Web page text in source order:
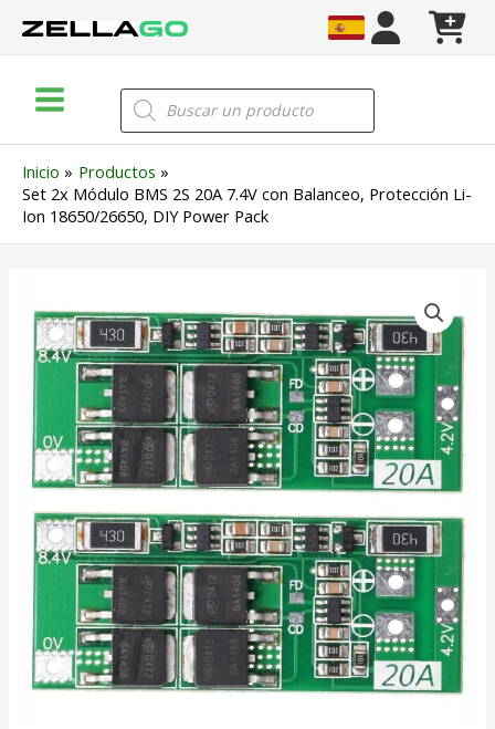
Menu
Búsqueda
de
productos
Inicio
Productos
Set 2x Módulo BMS 2S 20A 7.4V con Balanceo, Protección Li-
Ion 18650/26650, DIY Power Pack
2x
Módulo
BMS
2S
20A
7.4V
con
Balanceo,
Protección
Li-
Ion
18650/26650,
DIY
Power
Pack
cantidad